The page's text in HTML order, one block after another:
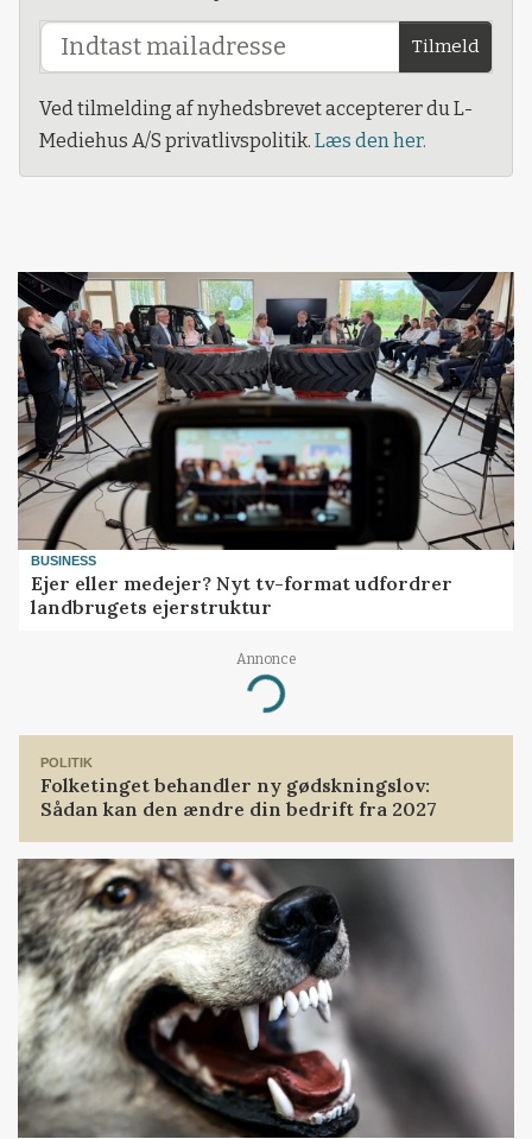
Tilmeld
Ved tilmelding af nyhedsbrevet accepterer du L-
Mediehus A/S privatlivspolitik. Læs den her.
BUSINESS
Ejer eller medejer? Nyt tv-format udfordrer
landbrugets ejerstruktur
Annonce
Loading...
POLITIK
Folketinget behandler ny gødskningslov:
Sådan kan den ændre din bedrift fra 2027